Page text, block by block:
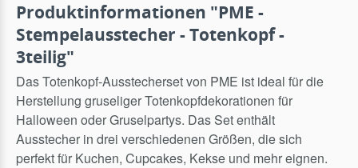
Produktinformationen "PME -
Stempelausstecher - Totenkopf -
3teilig"
Das Totenkopf-Ausstecherset von PME ist ideal für die
Herstellung gruseliger Totenkopfdekorationen für
Halloween oder Gruselpartys. Das Set enthält
Ausstecher in drei verschiedenen Größen, die sich
perfekt für Kuchen, Cupcakes, Kekse und mehr eignen.